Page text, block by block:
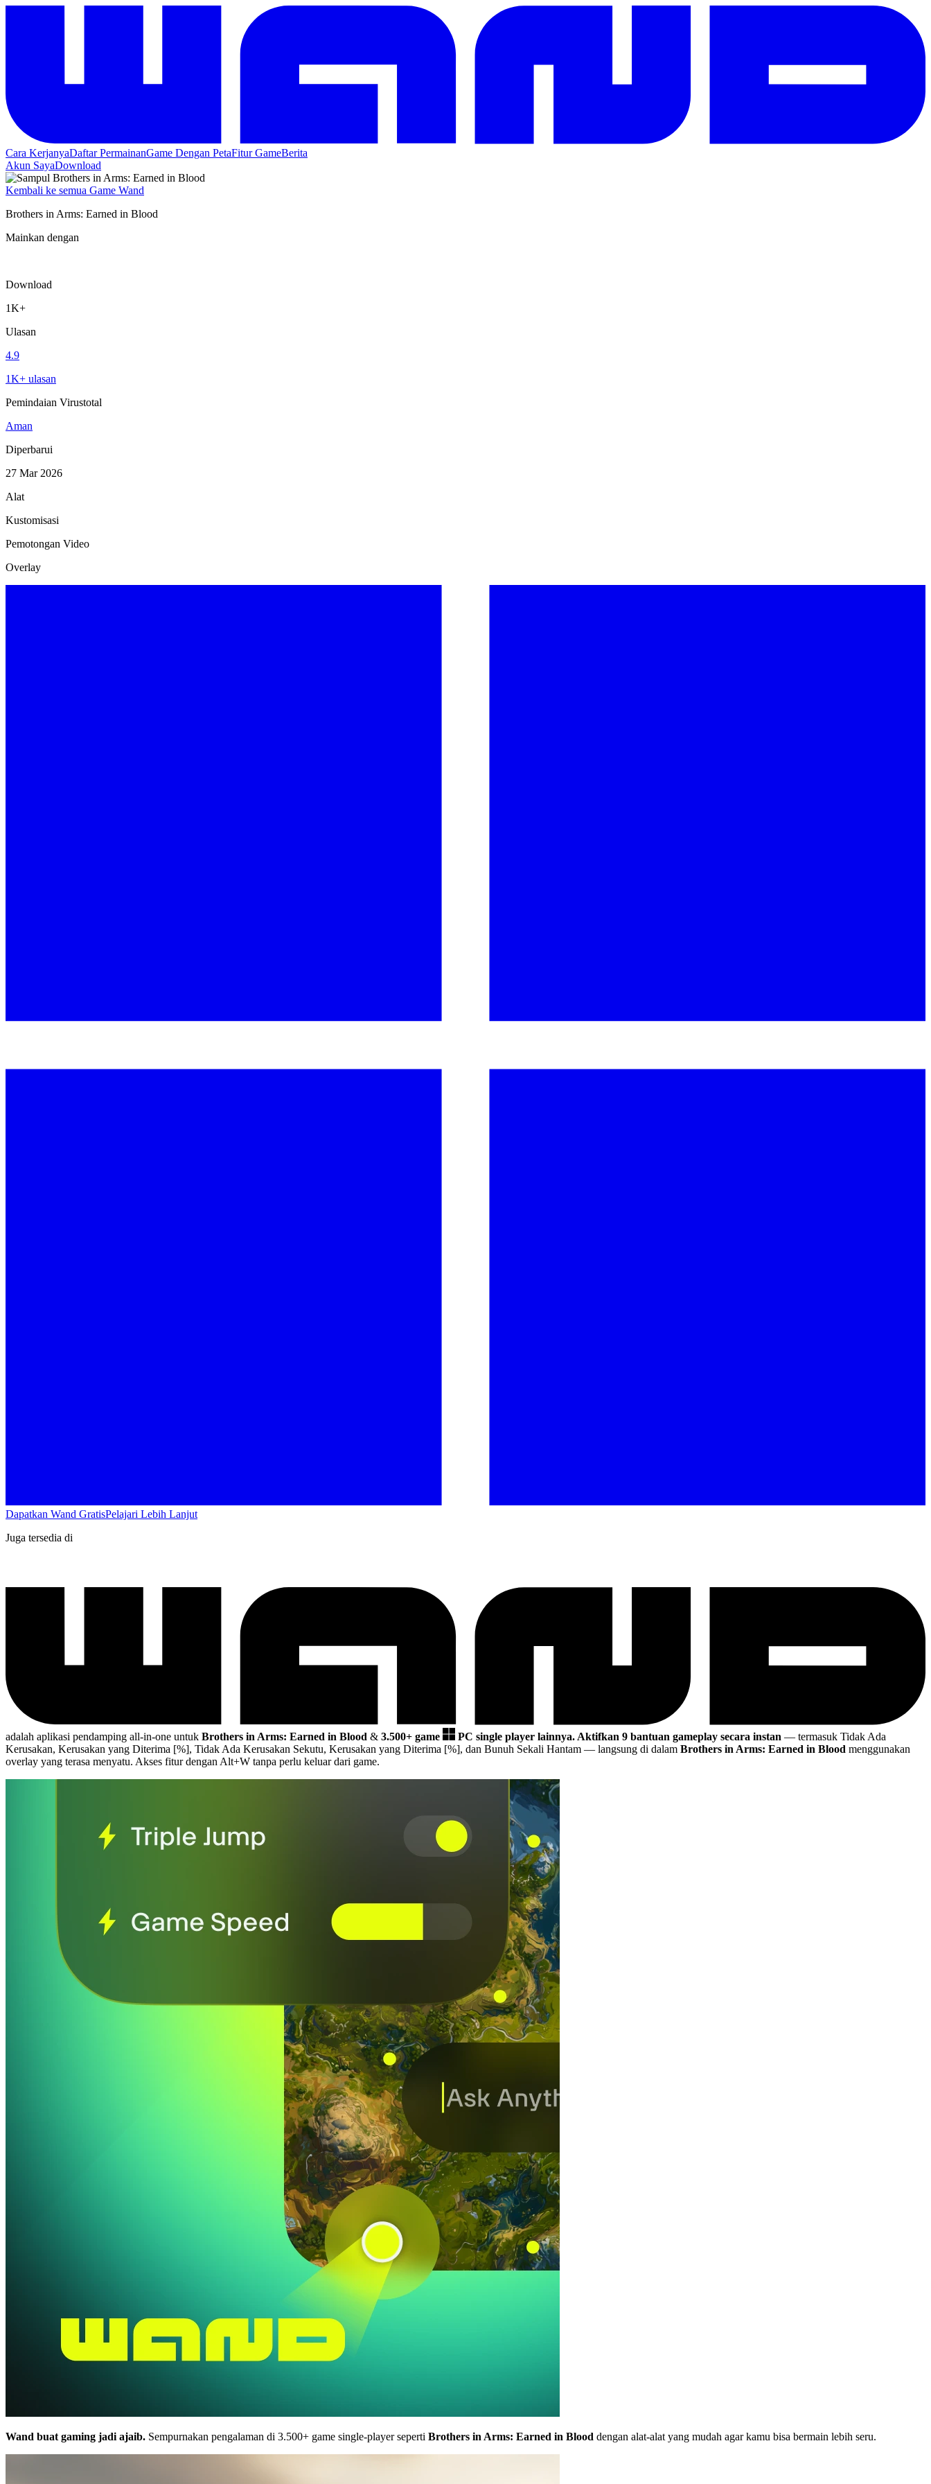
Cara KerjanyaDaftar PermainanGame Dengan PetaFitur GameBerita
Akun SayaDownload
Kembali ke semua Game Wand
Brothers in Arms: Earned in Blood
Mainkan dengan
Download
1K+
Ulasan
4.9
1K+ ulasan
Pemindaian Virustotal
Aman
Diperbarui
27 Mar 2026
Alat
Kustomisasi
Pemotongan Video
Overlay
Dapatkan Wand GratisPelajari Lebih Lanjut
Juga tersedia di
adalah aplikasi pendamping all-in-one untuk Brothers in Arms: Earned in Blood & 3.500+ game PC single player lainnya. Aktifkan 9 bantuan gameplay secara instan — termasuk Tidak Ada
Kerusakan, Kerusakan yang Diterima [%], Tidak Ada Kerusakan Sekutu, Kerusakan yang Diterima [%], dan Bunuh Sekali Hantam — langsung di dalam Brothers in Arms: Earned in Blood menggunakan
overlay yang terasa menyatu. Akses fitur dengan Alt+W tanpa perlu keluar dari game.
Wand buat gaming jadi ajaib. Sempurnakan pengalaman di 3.500+ game single-player seperti Brothers in Arms: Earned in Blood dengan alat-alat yang mudah agar kamu bisa bermain lebih seru.